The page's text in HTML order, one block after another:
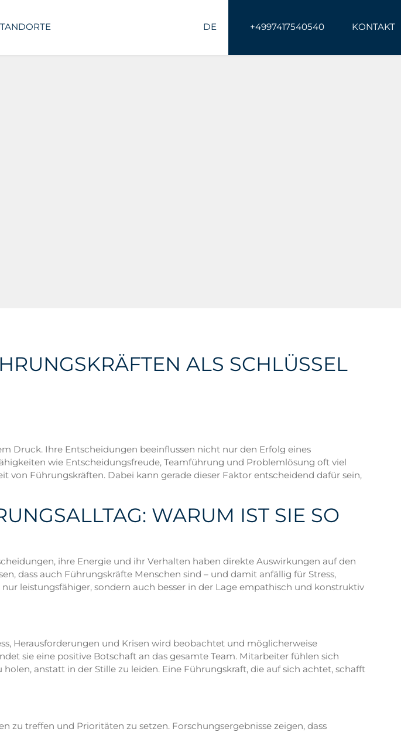
DE +4997417540540 KONTAKT
ALS SCHLÜSSEL
Druck. Ihre Entscheidungen beeinflussen nicht nur den Erfolg eines
wie Entscheidungsfreude, Teamführung und Problemlösung oft viel
von Führungskräften. Dabei kann gerade dieser Faktor entscheidend dafür sein,
WARUM IST SIE SO
ihre Energie und ihr Verhalten haben direkte Auswirkungen auf den
dass auch Führungskräfte Menschen sind – und damit anfällig für Stress,
leistungsfähiger, sondern auch besser in der Lage empathisch und konstruktiv
Herausforderungen und Krisen wird beobachtet und möglicherweise
sie eine positive Botschaft an das gesamte Team. Mitarbeiter fühlen sich
anstatt in der Stille zu leiden. Eine Führungskraft, die auf sich achtet, schafft
zu treffen und Prioritäten zu setzen. Forschungsergebnisse zeigen, dass